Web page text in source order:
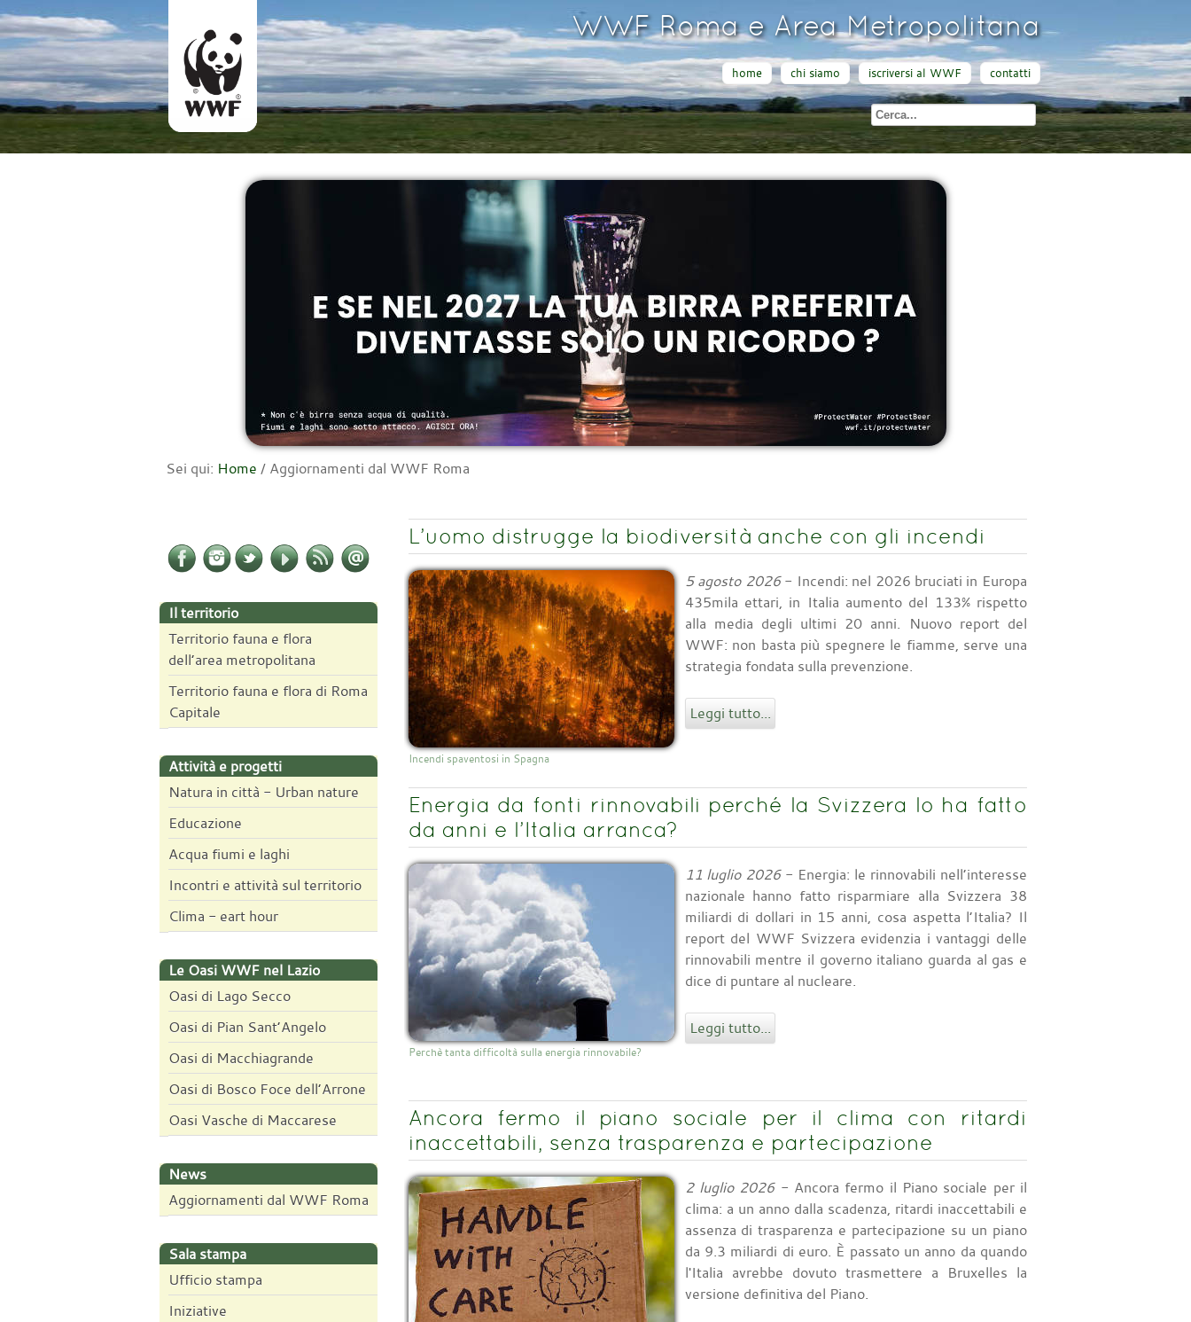
WWF Roma e Area Metropolitana
home chi siamo iscriversi al WWF contatti
Sei qui: Home / Aggiornamenti dal WWF Roma
Il territorio
Territorio fauna e flora
dell’area metropolitana
Territorio fauna e flora di Roma
Capitale
Attività e progetti
Natura in città - Urban nature
Educazione
Acqua fiumi e laghi
Incontri e attività sul territorio
Clima - eart hour
Le Oasi WWF nel Lazio
Oasi di Lago Secco
Oasi di Pian Sant’Angelo
Oasi di Macchiagrande
Oasi di Bosco Foce dell’Arrone
Oasi Vasche di Maccarese
News
Aggiornamenti dal WWF Roma
Sala stampa
Ufficio stampa
Iniziative
L’uomo distrugge la biodiversità anche con gli incendi
Incendi spaventosi in Spagna
5 agosto 2026- Incendi: nel 2026 bruciati in Europa
435mila ettari, in Italia aumento del 133% rispetto
alla media degli ultimi 20 anni. Nuovo report del
WWF: non basta più spegnere le fiamme, serve una
strategia fondata sulla prevenzione.
Leggi tutto...
Energia da fonti rinnovabili perché la Svizzera lo ha fatto
da anni e l’Italia arranca?
Perchè tanta difficoltà sulla energia rinnovabile?
11 luglio 2026- Energia: le rinnovabili nell’interesse
nazionale hanno fatto risparmiare alla Svizzera 38
miliardi di dollari in 15 anni, cosa aspetta l’Italia? Il
report del WWF Svizzera evidenzia i vantaggi delle
rinnovabili mentre il governo italiano guarda al gas e
dice di puntare al nucleare.
Leggi tutto...
Ancora fermo il piano sociale per il clima con ritardi
inaccettabili, senza trasparenza e partecipazione
2 luglio 2026- Ancora fermo il Piano sociale per il
clima: a un anno dalla scadenza, ritardi inaccettabili e
assenza di trasparenza e partecipazione su un piano
da 9.3 miliardi di euro. È passato un anno da quando
l'Italia avrebbe dovuto trasmettere a Bruxelles la
versione definitiva del Piano.